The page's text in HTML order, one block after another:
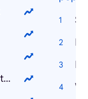
Agnieszka Woźniak-Starak